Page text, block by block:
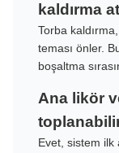
kaldırma
Torba
teması önler.
boşaltma
Ana likör
Evet, sistem ilk